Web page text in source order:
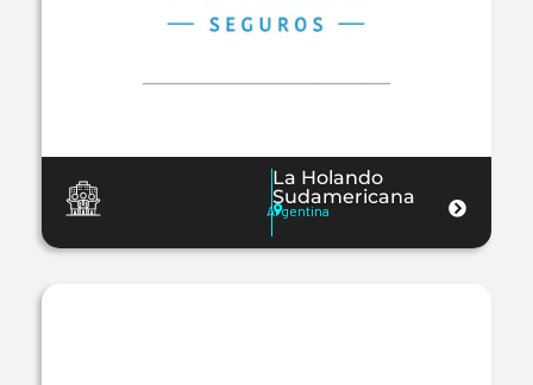
La Holando
Sudamericana
Argentina